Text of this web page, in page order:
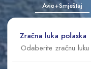
Avio+Smještaj
Zračna luka polaska